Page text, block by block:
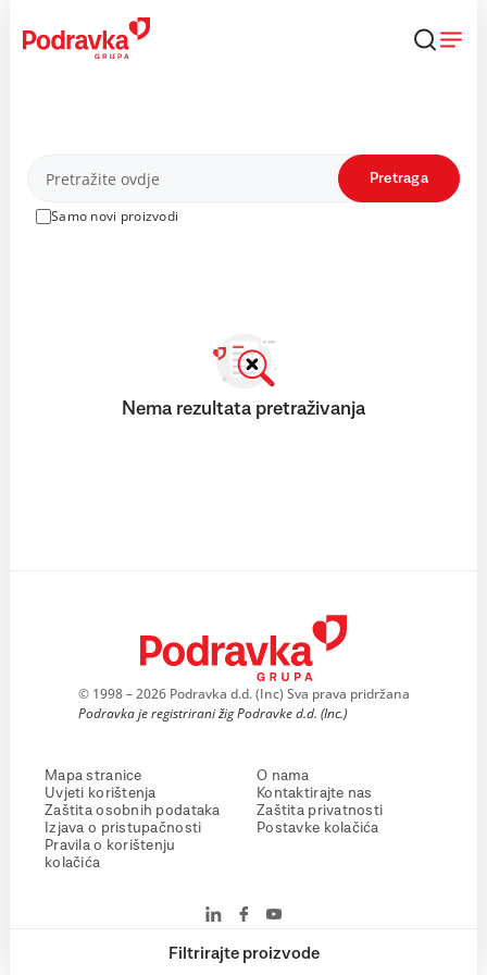
content
Proizvodi
Samo novi proizvodi
Pretraga
Filtrirajte proizvode
Nema rezultata pretraživanja
© 1998 – 2026 Podravka d.d. (Inc) Sva prava pridržana
Podravka je registrirani žig Podravke d.d. (Inc.)
Mapa stranice
Uvjeti korištenja
Zaštita osobnih podataka
Izjava o pristupačnosti
Pravila o korištenju
kolačića
O nama
Kontaktirajte nas
Zaštita privatnosti
Postavke kolačića